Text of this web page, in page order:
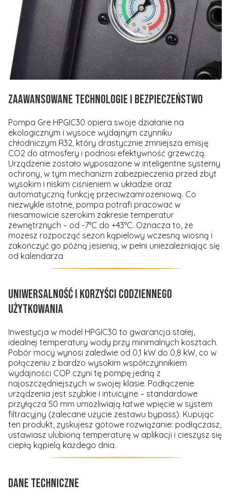
Zaawansowane technologie i bezpieczeństwo
Pompa Gre HPGIC30 opiera swoje działanie na
ekologicznym i wysoce wydajnym czynniku
chłodniczym R32, który drastycznie zmniejsza emisję
CO2 do atmosfery i podnosi efektywność grzewczą.
Urządzenie zostało wyposażone w inteligentne systemy
ochrony, w tym mechanizm zabezpieczenia przed zbyt
wysokim i niskim ciśnieniem w układzie oraz
automatyczną funkcję przeciwzamrożeniową. Co
niezwykle istotne, pompa potrafi pracować w
niesamowicie szerokim zakresie temperatur
zewnętrznych – od -7°C do +43°C. Oznacza to, że
możesz rozpocząć sezon kąpielowy wczesną wiosną i
zakończyć go późną jesienią, w pełni uniezależniając się
od kalendarza
Uniwersalność i korzyści codziennego
użytkowania
Inwestycja w model HPGIC30 to gwarancja stałej,
idealnej temperatury wody przy minimalnych kosztach.
Pobór mocy wynosi zaledwie od 0,1 kW do 0,8 kW, co w
połączeniu z bardzo wysokim współczynnikiem
wydajności COP czyni tę pompę jedną z
najoszczędniejszych w swojej klasie. Podłączenie
urządzenia jest szybkie i intuicyjne – standardowe
przyłącza 50 mm umożliwiają łatwe wpięcie w system
filtracyjny (zalecane użycie zestawu bypass). Kupując
ten produkt, zyskujesz gotowe rozwiązanie: podłączasz,
ustawiasz ulubioną temperaturę w aplikacji i cieszysz się
ciepłą kąpielą każdego dnia.
Dane Techniczne